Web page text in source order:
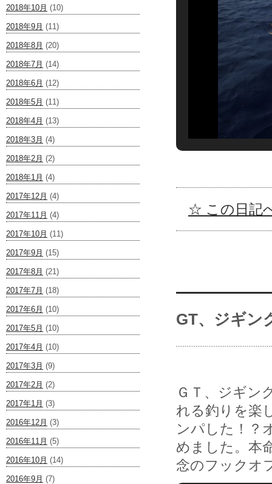
2018年10月 (10)
2018年9月 (11)
2018年8月 (20)
2018年7月 (14)
2018年6月 (12)
2018年5月 (11)
2018年4月 (13)
2018年3月 (4)
2018年2月 (2)
2018年1月 (4)
2017年12月 (4)
2017年11月 (4)
2017年10月 (11)
2017年9月 (15)
2017年8月 (21)
2017年7月 (18)
2017年6月 (10)
2017年5月 (10)
2017年4月 (10)
2017年3月 (9)
2017年2月 (2)
2017年1月 (3)
2016年12月 (3)
2016年11月 (5)
2016年10月 (14)
2016年9月 (7)
☆ この日記
GT、ジギ
ＧＴ、ジギン
れる釣りを楽
ンパした！？
めました。本
念のフックオ